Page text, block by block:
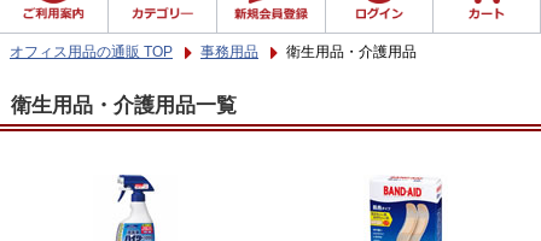
オフィス用品の通販 TOP 事務用品 衛生用品・介護用品
衛生用品・介護用品一覧